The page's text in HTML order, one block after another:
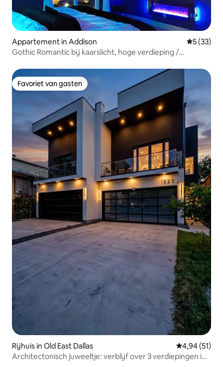
Appartement in Addison
5 (33)
Gothic Romantic bij kaarslicht, hoge verdieping /
Favoriet van gasten
Favoriet van gasten
Rijhuis in Old East Dallas Gemiddelde
4,94 (51)
Architectonisch juweeltje: verblijf over 3 verdiepingen in